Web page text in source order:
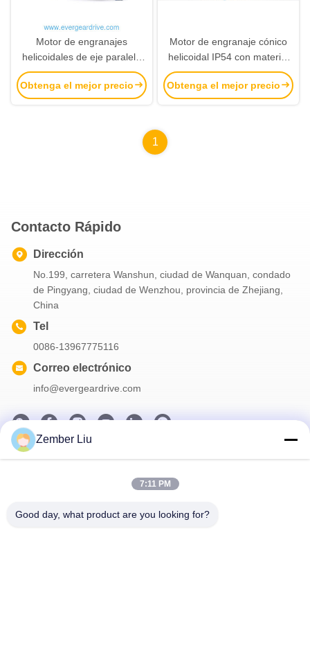
Motor de engranajes
helicoidales de eje paralelo
de la serie EFA con rango de
potencia de 0,18 kW-200 kW
y par de salida de 200 Nm-
Obtenga el mejor precio
Motor de engranaje cónico
helicoidal IP54 con material
de eje 40Cr y 20CrMnTi
adecuado para diversas
aplicaciones industriales
Obtenga el mejor precio
1
Contacto Rápido
Dirección
No.199, carretera Wanshun, ciudad de Wanquan, condado
de Pingyang, ciudad de Wenzhou, provincia de Zhejiang,
China
Tel
0086-13967775116
Correo electrónico
info@evergeardrive.com
Nuestro boletín
Suscríbete a nuestro boletín para obtener descuentos y más.
Zember Liu
7:11 PM
Good day, what product are you looking for?